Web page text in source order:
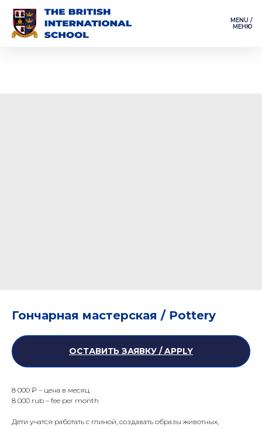
MENU /
МЕНЮ
Гончарная мастерская / Pottery
ОСТАВИТЬ ЗАЯВКУ / APPLY
8 000 ₽ – цена в месяц
8 000 rub – fee per month
Дети учатся работать с глиной, создавать образы животных,